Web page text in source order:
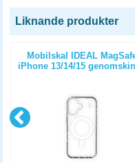
Liknande produkter
Mobilskal IDEAL
iPhone 13/14/15